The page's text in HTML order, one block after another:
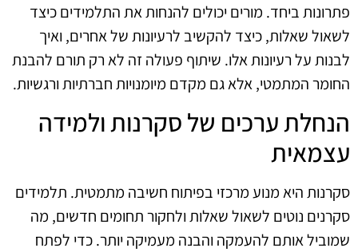
פתרונות ביחד. מורים יכולים להנחות את התלמידים כיצד
לשאול שאלות, כיצד להקשיב לרעיונות של אחרים, ואיך
לבנות על רעיונות אלו. שיתוף פעולה זה לא רק תורם להבנת
החומר המתמטי, אלא גם מקדם מיומנויות חברתיות ורגשיות.
הנחלת ערכים של סקרנות ולמידה
עצמאית
סקרנות היא מנוע מרכזי בפיתוח חשיבה מתמטית. תלמידים
סקרנים נוטים לשאול שאלות ולחקור תחומים חדשים, מה
שמוביל אותם להעמקה והבנה מעמיקה יותר. כדי לפתח